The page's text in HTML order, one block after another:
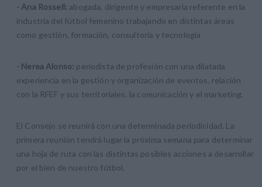
- Ana Rossell: abogada, dirigente y empresaria referente en la
industria del fútbol femenino trabajando en distintas áreas
como gestión, formación, consultoría y tecnología
- Nerea Alonso: periodista de profesión con una dilatada
experiencia en la gestión y organización de eventos, relación
con la RFEF y sus territoriales, la comunicación y el marketing.
El Consejo se reunirá con una determinada periodicidad. La
primera reunión tendrá lugar la próxima semana para determinar
una hoja de ruta con las distintas posibles acciones a desarrollar
por el bien de nuestro fútbol.